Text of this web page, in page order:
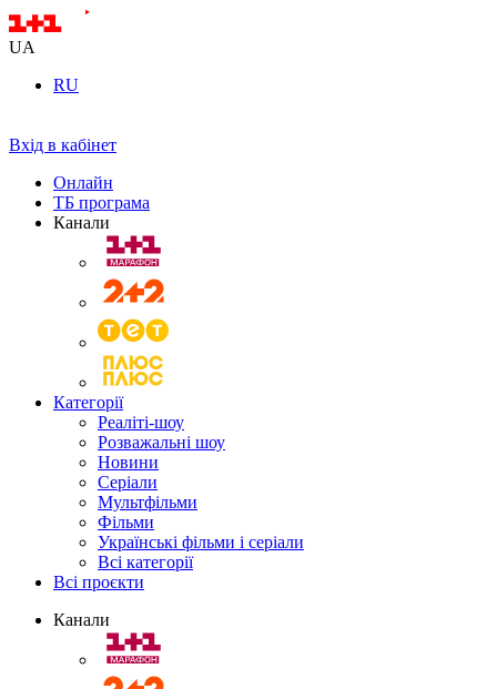
UA
RU
Вхід в кабінет
Онлайн
ТБ програма
Канали
Категорії
Реаліті-шоу
Розважальні шоу
Новини
Серіали
Мультфільми
Фільми
Українські фільми і серіали
Всі категорії
Всі проєкти
Канали